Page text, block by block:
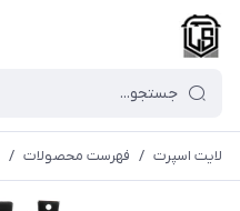
لایت اسپرت / فهرست محصولات /